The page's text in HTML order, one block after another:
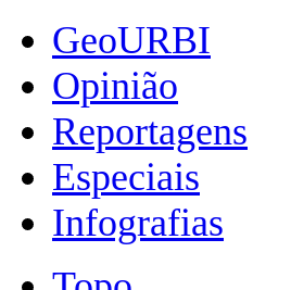
GeoURBI
Opinião
Reportagens
Especiais
Infografias